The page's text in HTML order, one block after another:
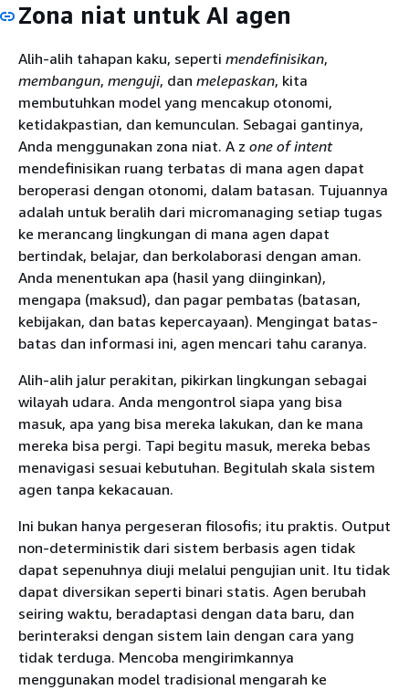
Zona niat untuk AI agen
Alih-alih tahapan kaku, seperti mendefinisikan,
membangun, menguji, dan melepaskan, kita
membutuhkan model yang mencakup otonomi,
ketidakpastian, dan kemunculan. Sebagai gantinya,
Anda menggunakan zona niat. A z one of intent
mendefinisikan ruang terbatas di mana agen dapat
beroperasi dengan otonomi, dalam batasan. Tujuannya
adalah untuk beralih dari micromanaging setiap tugas
ke merancang lingkungan di mana agen dapat
bertindak, belajar, dan berkolaborasi dengan aman.
Anda menentukan apa (hasil yang diinginkan),
mengapa (maksud), dan pagar pembatas (batasan,
kebijakan, dan batas kepercayaan). Mengingat batas-
batas dan informasi ini, agen mencari tahu caranya.
Alih-alih jalur perakitan, pikirkan lingkungan sebagai
wilayah udara. Anda mengontrol siapa yang bisa
masuk, apa yang bisa mereka lakukan, dan ke mana
mereka bisa pergi. Tapi begitu masuk, mereka bebas
menavigasi sesuai kebutuhan. Begitulah skala sistem
agen tanpa kekacauan.
Ini bukan hanya pergeseran filosofis; itu praktis. Output
non-deterministik dari sistem berbasis agen tidak
dapat sepenuhnya diuji melalui pengujian unit. Itu tidak
dapat diversikan seperti binari statis. Agen berubah
seiring waktu, beradaptasi dengan data baru, dan
berinteraksi dengan sistem lain dengan cara yang
tidak terduga. Mencoba mengirimkannya
menggunakan model tradisional mengarah ke